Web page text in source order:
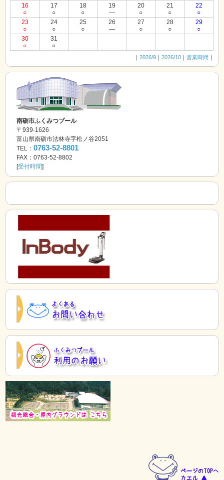
16
○
17
○
18
○
19
―
20
○
21
○
22
○
23
○
24
○
25
○
26
―
27
○
28
○
29
○
30
○
31
○
｜ 2026/9｜ 2026/10｜ 営業時間 ｜
南砺市ふくみつプール
〒939-1626
富山県南砺市法林寺字松ノ谷2051
TEL：0763-52-8801
FAX：0763-52-8802
[受付時間]